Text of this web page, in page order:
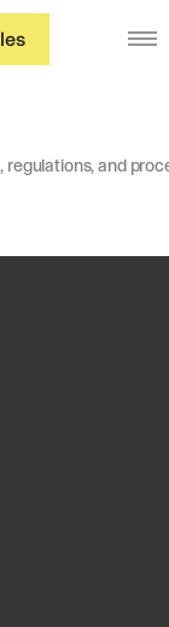
and